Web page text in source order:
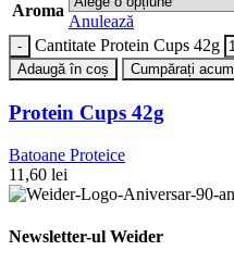
Aroma
Anulează
Cantitate Protein Cups 42g
Adaugă în coș Cumpărați acum
Protein Cups 42g
Batoane Proteice
11,60 lei
Newsletter-ul Weider